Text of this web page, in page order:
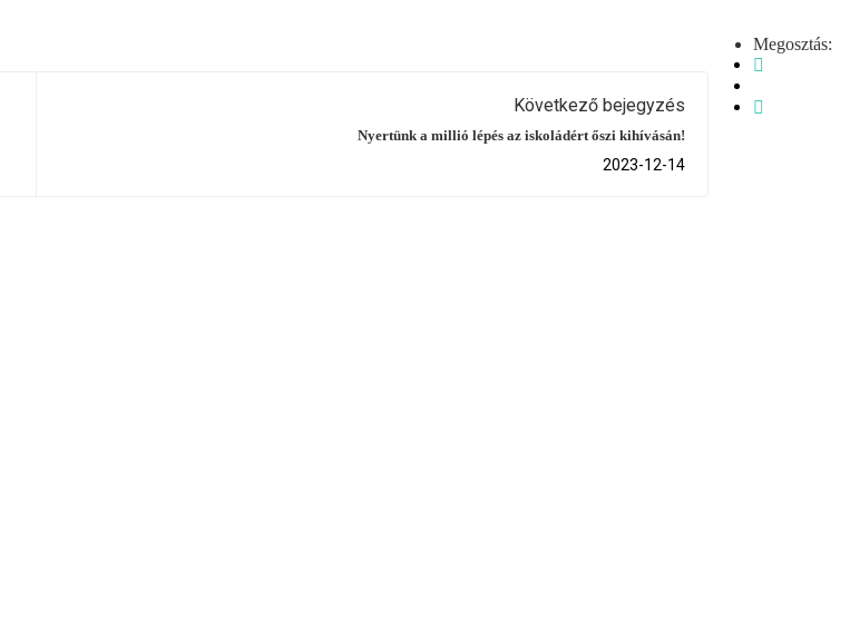
Megosztás:
Következő bejegyzés
Nyertünk a millió lépés az iskoládért őszi kihívásán!
2023-12-14